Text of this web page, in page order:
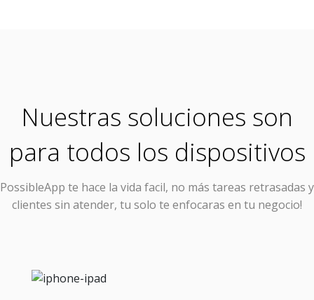
Nuestras soluciones son
para todos los dispositivos
PossibleApp te hace la vida facil, no más tareas retrasadas y
clientes sin atender, tu solo te enfocaras en tu negocio!